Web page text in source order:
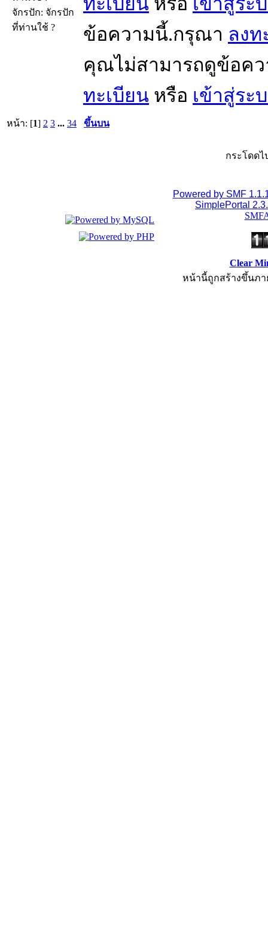
จักรปัก: จักรปัก
ที่ท่านใช้ ?
ข้อความนี้.กรุณา ลงท
คุณไม่สามารถดูข้อค
ทะเบียน หรือ เข้าสู่ระ
หน้า: [1] 2 3 ... 34 ขึ้นบน
กระโดดไ
Powered by SMF
SimplePortal
Clear
หน้านี้ถูกสร้างขึ้นภา